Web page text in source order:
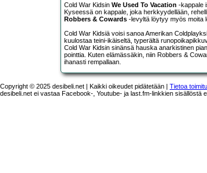
Cold War Kidsin We Used To Vacation -kappale
Kyseessä on kappale, joka herkkyydellään,
Robbers & Cowards -levyltä löytyy myös moita
Cold War Kidsiä voisi sanoa Amerikan
kuulostaa teini-ikäiseltä, typerältä
Cold War Kidsin sinänsä hauska anarkistinen
pointtia. Kuten elämässäkin, niin Robbers &
ihanasti rempallaan.
Copyright © 2025 desibeli.net | Kaikki oikeudet pidätetään | Tietoa
desibeli.net ei vastaa Facebook-, Youtube- ja last.fm-linkkien sisällöstä